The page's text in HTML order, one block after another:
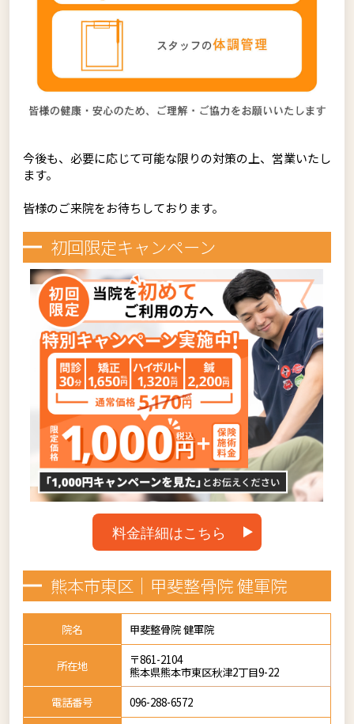
今後も、必要に応じて可能な限りの対策の上、営業いたし
ます。
皆様のご来院をお待ちしております。
初回限定キャンペーン
料金詳細はこちら
熊本市東区｜甲斐整骨院 健軍院
院名 甲斐整骨院 健軍院
所在地
〒861-2104
熊本県熊本市東区秋津2丁目9-22
電話番号
096-288-6572